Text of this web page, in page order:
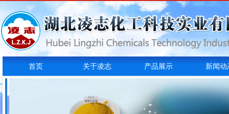
首页 关于凌志 产品展示 新闻动